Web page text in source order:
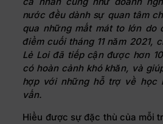
nước đều dành sự quan tâm
qua những mất mát to lớn do
điểm cuối tháng 11 năm 2021,
Lẻ Loi đã tiếp cận được hơn
có hoàn cảnh khó khăn, và
hợp với những hỗ trợ về học
vấn.
Hiểu được sự đặc thù của mỗi